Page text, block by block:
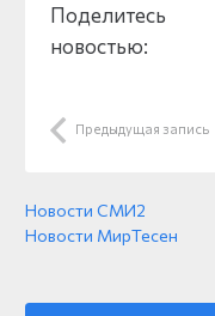
Поделитесь
новостью:
Предыдущая запись
Новости СМИ2
Новости МирТесен